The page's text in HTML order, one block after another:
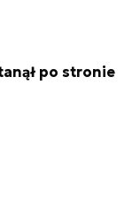
po stronie